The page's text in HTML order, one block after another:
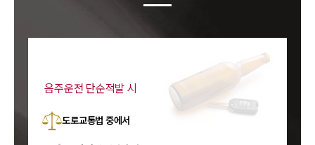
음주운전 단순적발 시
도로교통법 중에서